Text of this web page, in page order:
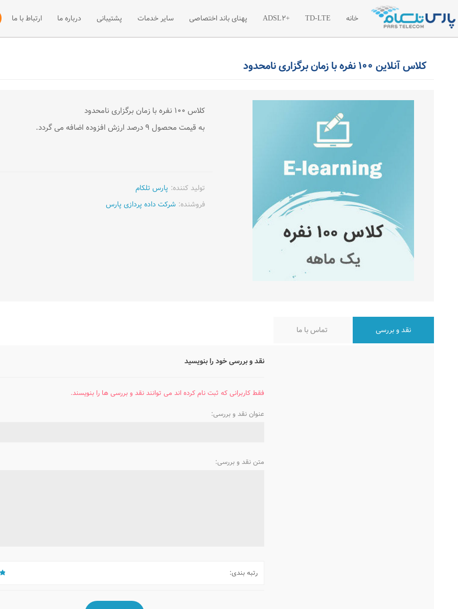
خانه TD-LTE
معرفی اینترنت پرسرعت TD-LTE
بسته های آغازین TD-LTE
+ADSL2
ترافیک مازاد اینترنت +ADSL2
پهنای باند اختصاصی سایر خدمات
میزبانی سرور
پشتیبانی درباره ما ارتباط با ما
کلاس آنلاین 100 نفره با زمان برگزاری نامحدود
کلاس 100 نفره با زمان برگزاری نامحدود
به قیمت محصول 9 درصد ارزش افزوده اضافه می گردد.
تولید کننده: پارس تلکام
فروشنده: شرکت داده پردازی پارس
نقد و بررسی تماس با ما
نقد و بررسی خود را بنویسید
فقط کاربرانی که ثبت نام کرده اند می توانند نقد و بررسی ها را بنویسند.
عنوان نقد و بررسی:
متن نقد و بررسی:
رتبه بندی: